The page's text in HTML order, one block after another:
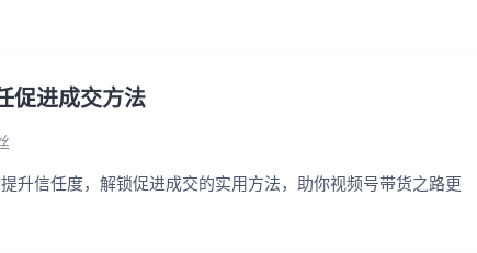
促进成交方法
升信任度，解锁促进成交的实用方法，助你视频号带货之路更